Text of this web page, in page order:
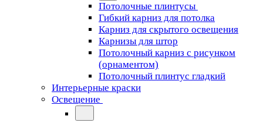
Потолочные плинтусы
Гибкий карниз для потолка
Карниз для скрытого освещения
Карнизы для штор
Потолочный карниз с рисунком
(орнаментом)
Потолочный плинтус гладкий
Интерьерные краски
Освещение